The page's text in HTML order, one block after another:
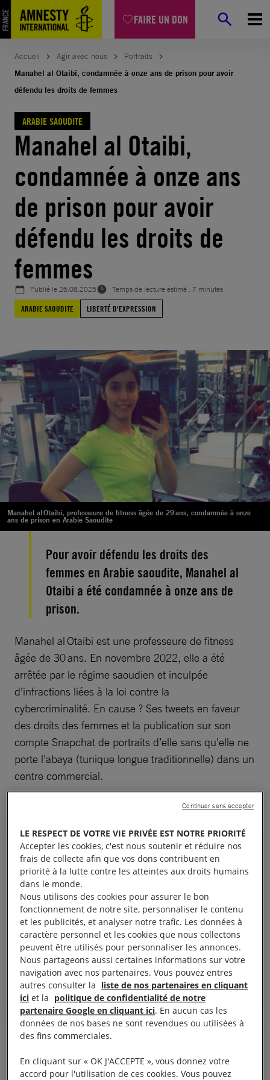
FAIRE UN DON
Aller
au
contenu
Accueil Agir avec nous
Portraits
Manahel al Otaibi, condamnée à onze ans de prison pour avoir
défendu les droits de femmes
ARABIE SAOUDITE
Manahel al Otaibi,
condamnée à onze ans
de prison pour avoir
défendu les droits de
femmes
Publié le26.08.2025
Temps de lecture estimé : 7 minutes
ARABIE SAOUDITE
LIBERTÉ D'EXPRESSION
Manahel al Otaibi, professeure de fitness âgée de 29 ans, condamnée à onze
ans de prison en Arabie Saoudite
Pour avoir défendu les droits des
femmes en Arabie saoudite, Manahel al
Otaibi a été condamnée à onze ans de
prison.
Manahel al Otaibi est une professeure de fitness
âgée de 30 ans. En novembre 2022, elle a été
arrêtée par le régime saoudien et inculpée
d’infractions liées à la loi contre la
cybercriminalité. En cause ? Ses tweets en faveur
des droits des femmes et la publication sur son
compte Snapchat de portraits d’elle sans qu’elle ne
porte l’abaya (tunique longue traditionnelle) dans un
centre commercial.
Telle est la réalité du traitement
réservé aux femmes saoudiennes
que les autorités cherchent à
dissimuler derrière leur image
médiatique. Toute activité en
faveur du féminisme et des droits
des femmes est criminalisée.
Fawzia al Otaibi, sœur de Manahel.
» et que ses publications sur les réseaux sociaux
LE RESPECT DE VOTRE VIE PRIVÉE EST NOTRE PRIORITÉ
Accepter les cookies, c'est nous soutenir et réduire nos
frais de collecte afin que vos dons contribuent en
priorité à la lutte contre les atteintes aux droits humains
dans le monde.
Nous utilisons des cookies pour assurer le bon
fonctionnement de notre site, personnaliser le contenu
et les publicités, et analyser notre trafic. Les données à
caractère personnel et les cookies que nous collectons
peuvent être utilisés pour personnaliser les annonces.
Nous partageons aussi certaines informations sur votre
navigation avec nos partenaires. Vous pouvez entres
autres consulter la liste de nos partenaires en cliquant
ici et la politique de confidentialité de notre
partenaire Google en cliquant ici. En aucun cas les
données de nos bases ne sont revendues ou utilisées à
des fins commerciales.
En cliquant sur « OK J'ACCEPTE », vous donnez votre
accord pour l'utilisation de ces cookies. Vous pouvez
Continuer sans accepter